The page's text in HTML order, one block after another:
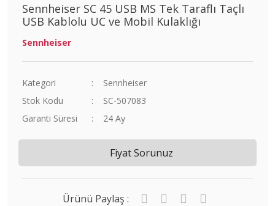
Sennheiser SC 45 USB MS Tek Taraflı Taçlı
USB Kablolu UC ve Mobil Kulaklığı
Sennheiser
Kategori
Sennheiser
Stok Kodu
SC-507083
Garanti Süresi
24 Ay
Fiyat Sorunuz
Ürünü Paylaş :